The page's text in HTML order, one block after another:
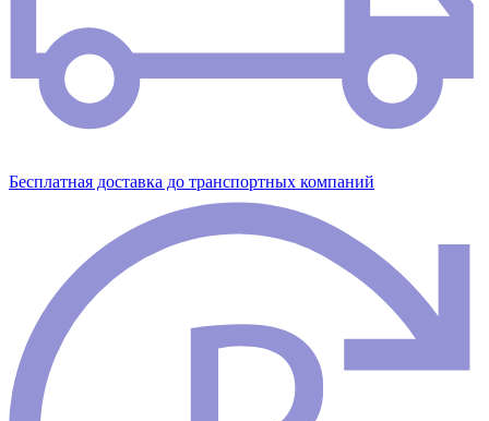
Бесплатная доставка до транспортных компаний